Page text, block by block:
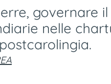
governare
nelle